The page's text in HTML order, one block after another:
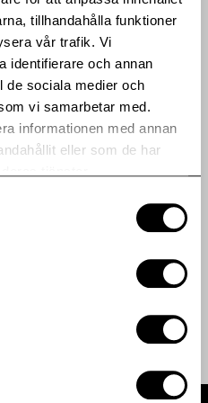
tillhandahålla funktioner
vår trafik. Vi
identifierare och annan
de sociala medier och
vi samarbetar med.
informationen med annan
eller som de har
listan.
finns på
ditt nätverk